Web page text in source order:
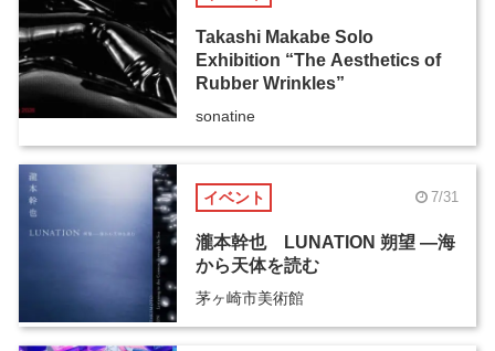
Takashi Makabe Solo
Exhibition “The Aesthetics of
Rubber Wrinkles”
sonatine
イベント 7/31
瀧本幹也 LUNATION 朔望 ―海
から天体を読む
茅ヶ崎市美術館